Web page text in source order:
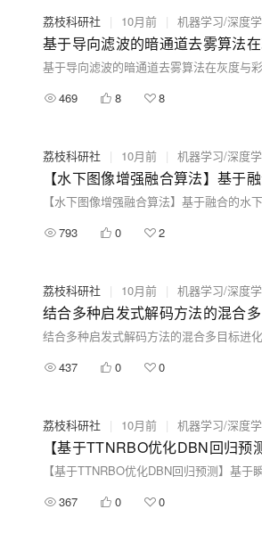
荔枝科研社 | 10月前 | 机器学习/深度
基于导向滤波的暗通道去雾算法
基于导向滤波的暗通道去雾算法在灰度与
469
8 8
荔枝科研社 | 10月前 | 机器学习/深度
【水下图像增强融合算法】基于
【水下图像增强融合算法】基于融合的
793
0 2
荔枝科研社 | 10月前 | 机器学习/深度
结合多种启发式解码方法的混合
结合多种启发式解码方法的混合多目标进
437
0 0
荔枝科研社 | 10月前 | 机器学习/深度
【基于TTNRBO优化DBN回归预测】基
367
0 0